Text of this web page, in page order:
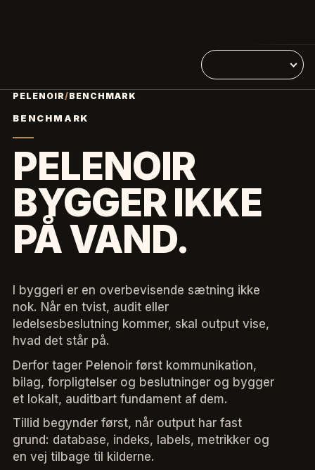
PELENOIR/BENCHMARK
BENCHMARK
PELENOIR
BYGGER IKKE
PÅ VAND.
I byggeri er en overbevisende sætning ikke
nok. Når en tvist, audit eller
ledelsesbeslutning kommer, skal output vise,
hvad det står på.
Derfor tager Pelenoir først kommunikation,
bilag, forpligtelser og beslutninger og bygger
et lokalt, auditbart fundament af dem.
Tillid begynder først, når output har fast
grund: database, indeks, labels, metrikker og
en vej tilbage til kilderne.